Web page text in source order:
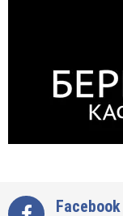
Facebook